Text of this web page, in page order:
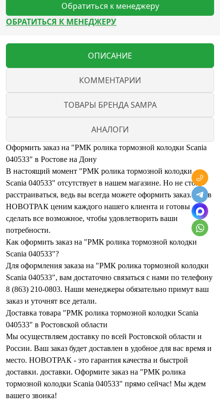
Обратиться к менеджеру
ОБРАТИТЬСЯ К МЕНЕДЖЕРУ
ОПИСАНИЕ
КОММЕНТАРИИ
ТОВАРЫ БРЕНДА SAMPA
АНАЛОГИ
Оформить заказ на "РМК ролика тормозной колодки Scania
040533" в Ростове на Дону
В настоящий момент "РМК ролика тормозной колодки
Scania 040533" отсутствует в нашем магазине. Но не стоит
расстраиваться, ведь вы всегда можете оформить заказ. Мы в
НОВОТРАК ценим каждого нашего клиента и готовы
сделать все возможное, чтобы удовлетворить ваши
потребности.
Как оформить заказ на "РМК ролика тормозной колодки
Scania 040533"?
Для оформления заказа на "РМК ролика тормозной колодки
Scania 040533", вам достаточно связаться с нами по телефону
8 (863) 210-0803. Наши менеджеры обязательно примут ваш
заказ и уточнят все детали.
Доставка товара "РМК ролика тормозной колодки Scania
040533" в Ростовской области
Мы осуществляем доставку по всей Ростовской области и
России. Ваш заказ будет доставлен в удобное для вас время и
место. НОВОТРАК - это гарантия качества и быстрой
доставки. доставки. Оформите заказ на "РМК ролика
тормозной колодки Scania 040533" прямо сейчас! Мы ждем
вашего звонка!